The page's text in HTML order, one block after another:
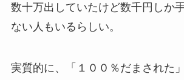
数十万出していたけど数千円しか
ない人もいるらしい。
実質的に、「１００％だまされた